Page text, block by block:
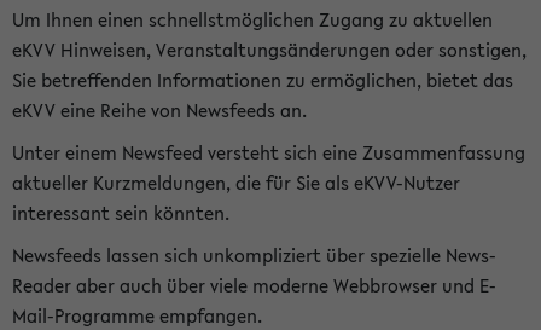
Um Ihnen einen schnellstmöglichen Zugang zu aktuellen
eKVV Hinweisen, Veranstaltungsänderungen oder sonstigen,
Sie betreffenden Informationen zu ermöglichen, bietet das
eKVV eine Reihe von Newsfeeds an.
Unter einem Newsfeed versteht sich eine Zusammenfassung
aktueller Kurzmeldungen, die für Sie als eKVV-Nutzer
interessant sein könnten.
Newsfeeds lassen sich unkompliziert über spezielle News-
Reader aber auch über viele moderne Webbrowser und E-
Mail-Programme empfangen.